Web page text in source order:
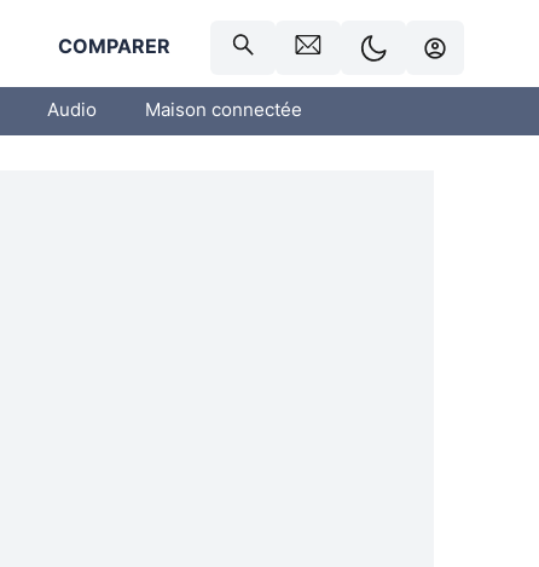
COMPARER
Audio Maison connectée